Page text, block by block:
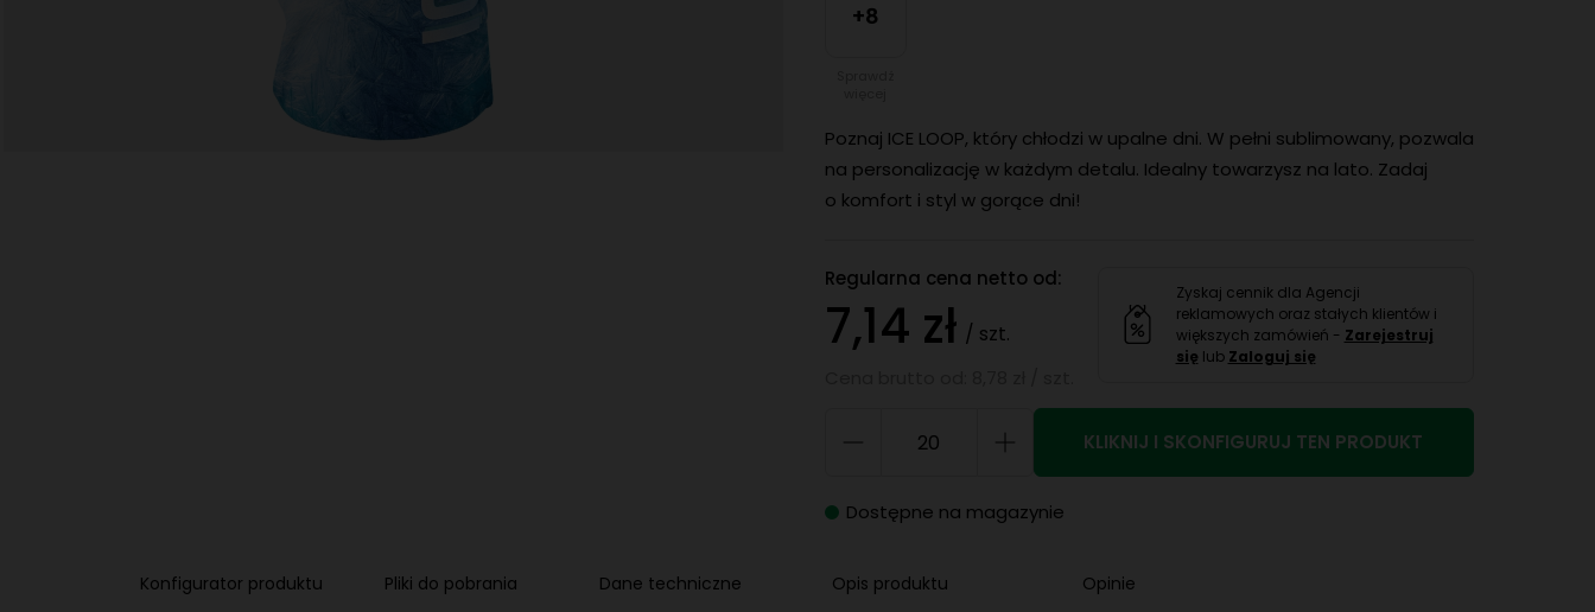
+8
Poznaj ICE LOOP, który chłodzi w upalne dni. W pełni sublimowany, pozwala
na personalizację w każdym detalu. Idealny towarzysz na lato. Zadaj
o komfort i styl w gorące dni!
Regularna cena netto od:
7,14 zł / szt.
Zyskaj cennik dla Agencji
reklamowych oraz stałych klientów i
większych zamówień - Zarejestruj
się lub Zaloguj się
KLIKNIJ I SKONFIGURUJ TEN PRODUKT
Dostępne na magazynie
Konfigurator produktu Pliki do pobrania Dane techniczne Opis produktu Opinie